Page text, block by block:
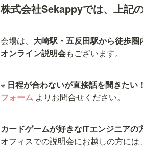
株式会社Sekappyでは、上記
会場は、 大崎駅・五反田駅から徒歩圏
オンライン説明会もございます。
※ 日程が合わないが直接話を聞きたい
フォーム よりお問合せください。
オフィスでの説明会にお越しの方に